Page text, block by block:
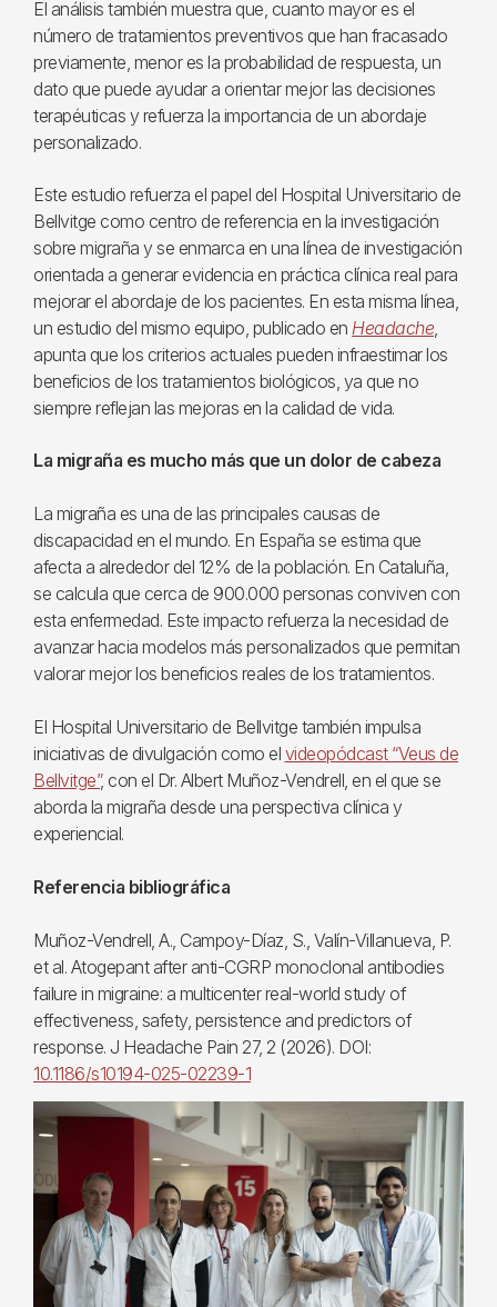
El análisis también muestra que, cuanto mayor es el
número de tratamientos preventivos que han fracasado
previamente, menor es la probabilidad de respuesta, un
dato que puede ayudar a orientar mejor las decisiones
terapéuticas y refuerza la importancia de un abordaje
personalizado.
Este estudio refuerza el papel del Hospital Universitario de
Bellvitge como centro de referencia en la investigación
sobre migraña y se enmarca en una línea de investigación
orientada a generar evidencia en práctica clínica real para
mejorar el abordaje de los pacientes. En esta misma línea,
un estudio del mismo equipo, publicado en Headache,
apunta que los criterios actuales pueden infraestimar los
beneficios de los tratamientos biológicos, ya que no
siempre reflejan las mejoras en la calidad de vida.
La migraña es mucho más que un dolor de cabeza
La migraña es una de las principales causas de
discapacidad en el mundo. En España se estima que
afecta a alrededor del 12% de la población. En Cataluña,
se calcula que cerca de 900.000 personas conviven con
esta enfermedad. Este impacto refuerza la necesidad de
avanzar hacia modelos más personalizados que permitan
valorar mejor los beneficios reales de los tratamientos.
El Hospital Universitario de Bellvitge también impulsa
iniciativas de divulgación como el videopódcast “Veus de
Bellvitge”, con el Dr. Albert Muñoz-Vendrell, en el que se
aborda la migraña desde una perspectiva clínica y
experiencial.
Referencia bibliográfica
Muñoz-Vendrell, A., Campoy-Díaz, S., Valín-Villanueva, P.
et al. Atogepant after anti-CGRP monoclonal antibodies
failure in migraine: a multicenter real-world study of
effectiveness, safety, persistence and predictors of
response. J Headache Pain 27, 2 (2026). DOI:
10.1186/s10194-025-02239-1